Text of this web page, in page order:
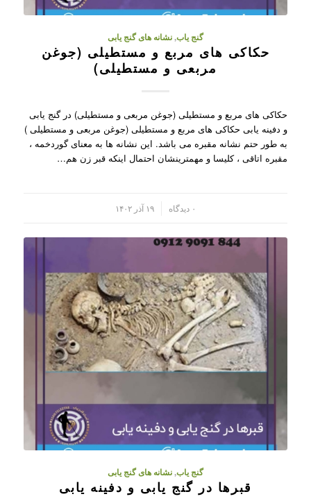
گنج یاب,نشانه های گنج یابی
حکاکی های مربع و مستطیلی (جوغن
مربعی و مستطیلی)
حکاکی های مربع و مستطیلی (جوغن مربعی و مستطیلی) در گنج یابی
و دفینه یابی حکاکی های مربع و مستطیلی (جوغن مربعی و مستطیلی )
به طور حتم نشانه مقبره می باشد. این نشانه ها به معنای گوردخمه ،
مقبره اتاقی ، کلیسا و مهمترینشان احتمال اینکه قبر زن هم…
۰ دیدگاه ۱۹ آذر ۱۴۰۲
گنج یاب,نشانه های گنج یابی
قبرها در گنج یابی و دفینه یابی